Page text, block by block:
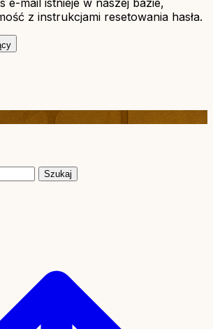
z instrukcjami resetowania hasła.
Szukaj